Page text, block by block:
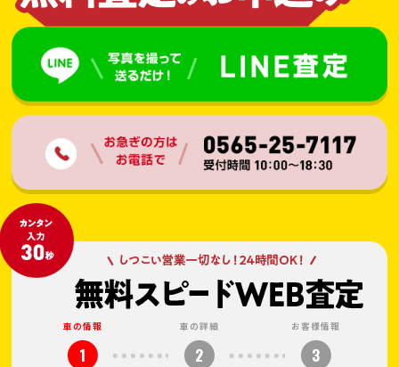
車の情報
1
車の詳細
2
お客様情報
3